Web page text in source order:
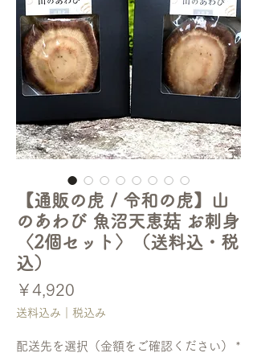
【通販の虎 / 令和の虎】山
のあわび 魚沼天恵菇 お刺身
〈2個セット〉（送料込・税
込）
￥4,920
格
送料込み｜税込み
配送先を選択（金額をご確認ください） *